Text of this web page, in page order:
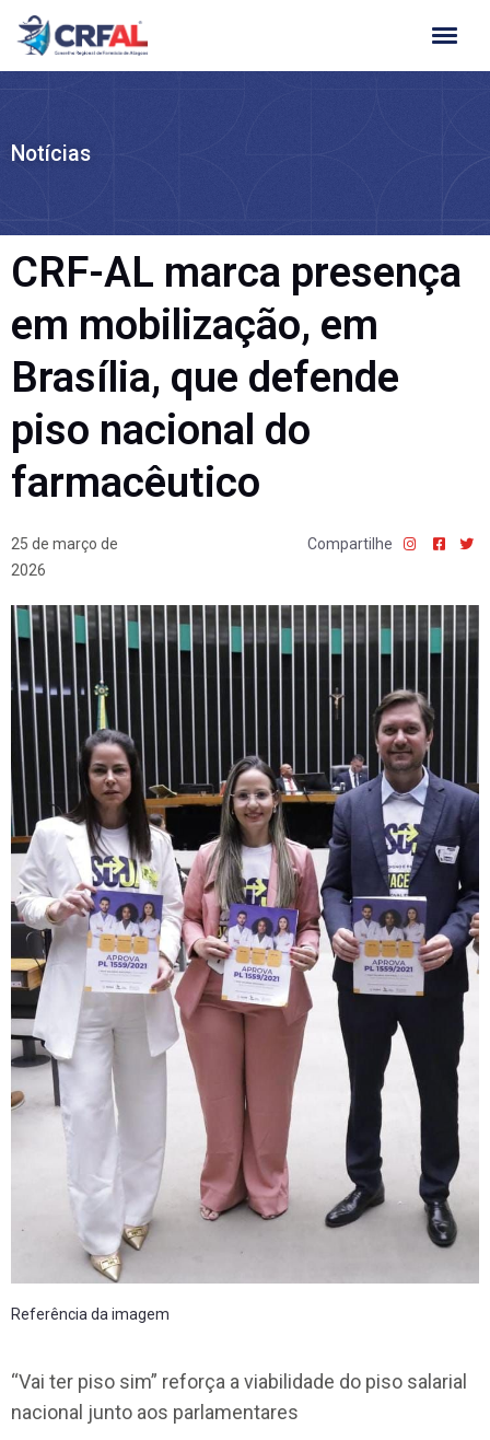
Ir
para
Notícias
CRF-AL marca presença
em mobilização, em
Brasília, que defende
piso nacional do
farmacêutico
25 de março de
2026
Compartilhe
Referência da imagem
“Vai ter piso sim” reforça a viabilidade do piso salarial
nacional junto aos parlamentares